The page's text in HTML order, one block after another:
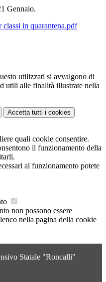
Gennaio.
in quarantena.pdf
utilizzati si avvalgono di
utili alle finalità illustrate nella
Accetta tutti i cookies
quali cookie consentire.
il funzionamento della
al funzionamento potete
non possono essere
nella pagina della cookie
Statale "Roncalli"